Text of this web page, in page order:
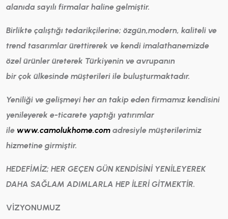
alanıda sayılı firmalar haline gelmiştir.
Birlikte çalıştığı tedarikçilerine; özgün,modern, kaliteli ve
trend tasarımlar ürettirerek ve kendi imalathanemizde
özel ürünler üreterek Türkiyenin ve avrupanın
bir çok ülkesinde müşterileri ile buluşturmaktadır.
Yeniliği ve gelişmeyi her an takip eden firmamız kendisini
yenileyerek e-ticarete yaptığı yatırımlar
ile www.camolukhome.com adresiyle müşterilerimiz
hizmetine girmiştir.
HEDEFİMİZ; HER GEÇEN GÜN KENDİSİNİ YENİLEYEREK
DAHA SAĞLAM ADIMLARLA HEP İLERİ GİTMEKTİR.
VİZYONUMUZ